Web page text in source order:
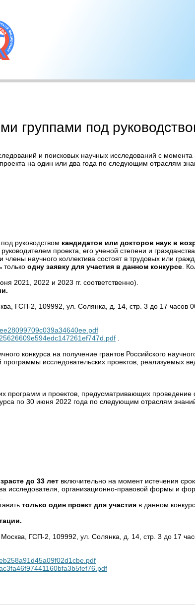
группами под
и поисковых научных исследований с момента
на один или два года по следующим отраслям
руководством кандидатов или докторов наук в
проекта, его ученой степени и
научного коллектива состоят в трудовых или
только одну заявку для участия в данном конкурсе .
2021, 2022 и 2023 гг. соответственно).
ГСП-2, 109992, ул. Солянка, д. 14, стр. 3 до 17 часов
конкурса на получение грантов Российского
программы исследовательских проектов,
программ и проектов, предусматривающих
по 30 июня 2022 года по следующим отраслям
до 33 лет включительно на момент истечения
исследователя, организационно-правовой формы и
только один проект для участия в данном
ГСП-2, 109992, ул. Солянка, д. 14, стр. 3 до 17